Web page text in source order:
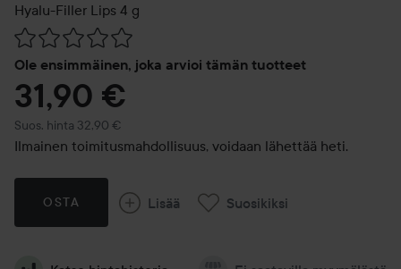
Hyalu-Filler Lips 4 g
Ole ensimmäinen, joka arvioi tämän tuotteet
Siirtyä jhk Arvosana & kommentit
31,90 €
Suos. hinta 32,90 €
Suositeltu hinta 32,90 €
Ilmainen toimitusmahdollisuus, voidaan lähettää heti.
OSTA Lisää Suosikiksi